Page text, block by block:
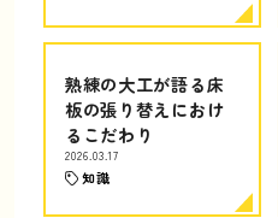
熟練の大工が語る床
板の張り替えにおけ
るこだわり
2026.03.17
知識